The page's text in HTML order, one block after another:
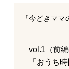
「今どきマ
vol.1（前
「おうち時